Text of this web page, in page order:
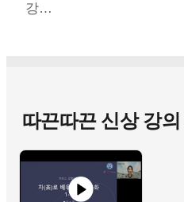
강수미
따끈따끈 신상 강의